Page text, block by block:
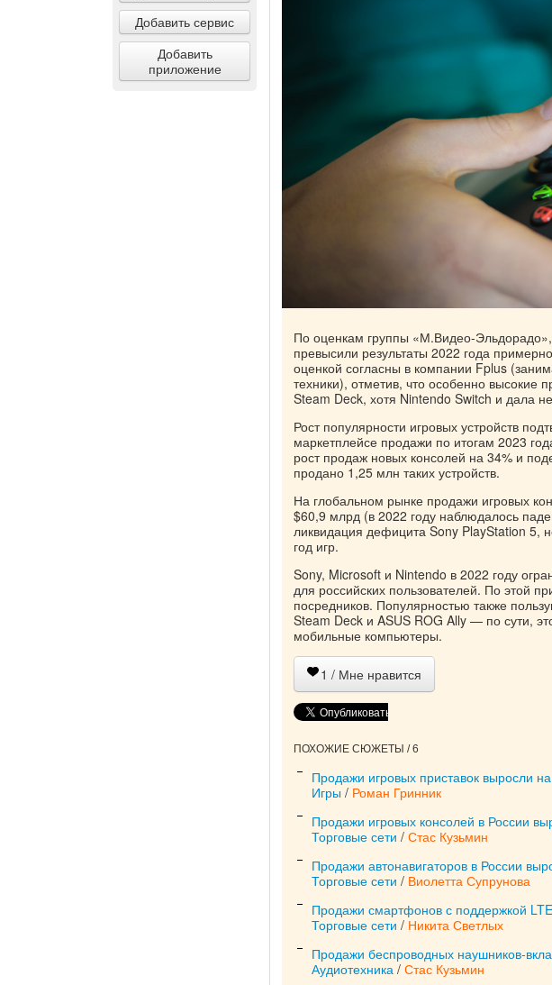
Добавить сервис
Добавить
приложение
По оценкам группы «М.Видео-Эльдорадо»,
превысили результаты 2022 года
оценкой согласны в компании Fplus
техники), отметив, что особенно
Steam Deck, хотя Nintendo Switch и дала
Рост популярности игровых устройств
маркетплейсе продажи по итогам 2023
рост продаж новых консолей на 34% и
продано 1,25 млн таких устройств.
На глобальном рынке продажи игровых
$60,9 млрд (в 2022 году наблюдалось
ликвидация дефицита Sony PlayStation 5,
год игр.
Sony, Microsoft и Nintendo в 2022 году
для российских пользователей. По этой
посредников. Популярностью также
Steam Deck и ASUS ROG Ally — по сути,
мобильные компьютеры.
1 / Мне нравится
ПОХОЖИЕ СЮЖЕТЫ / 6
Продажи игровых приставок выросли
Игры / Роман Гринник
Продажи игровых консолей в России
Торговые сети / Стас Кузьмин
Продажи автонавигаторов в России
Торговые сети / Виолетта Супрунова
Продажи смартфонов с поддержкой
Торговые сети / Никита Светлых
Продажи беспроводных наушников-
Аудиотехника / Стас Кузьмин